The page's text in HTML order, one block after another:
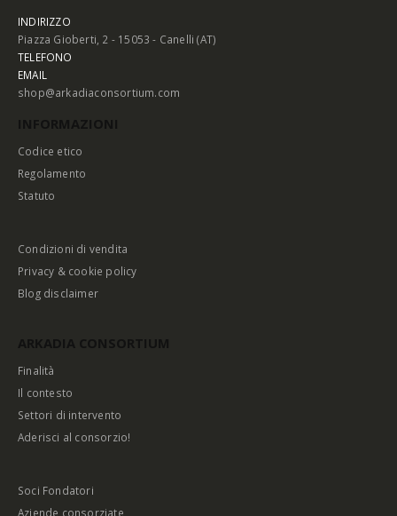
INDIRIZZO
Piazza Gioberti, 2 - 15053 - Canelli (AT)
TELEFONO
EMAIL
shop@arkadiaconsortium.com
Codice etico
Regolamento
Statuto
Condizioni di vendita
Privacy & cookie policy
Blog disclaimer
Finalità
Il contesto
Settori di intervento
Aderisci al consorzio!
Soci Fondatori
Aziende consorziate